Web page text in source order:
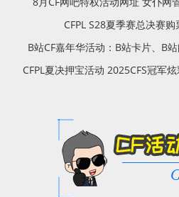
CFPL S28夏季赛总决赛
B站CF嘉年华活动：B站卡片、B
CFPL夏决押宝活动 2025CFS冠军